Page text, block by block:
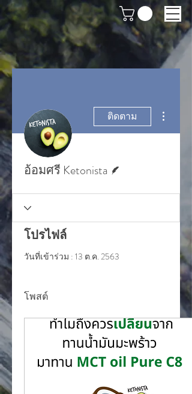
ติดตาม
อ้อมศรี Ketonista
โปรไฟล์
วันที่เข้าร่วม : 13 ต.ค. 2563
โพสต์